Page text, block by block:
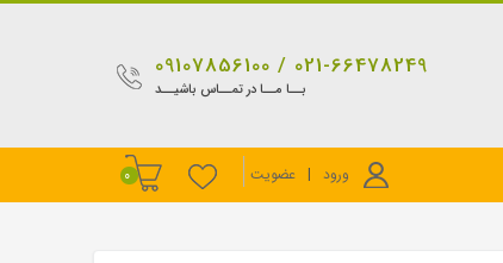
021-66478249 / 09107856100
بــا مــا در تمــاس باشیــد
ورود | عضویت 0